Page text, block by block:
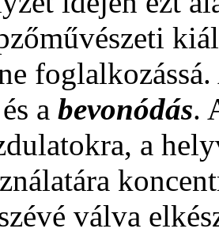
és a bevonódás.
a
válva